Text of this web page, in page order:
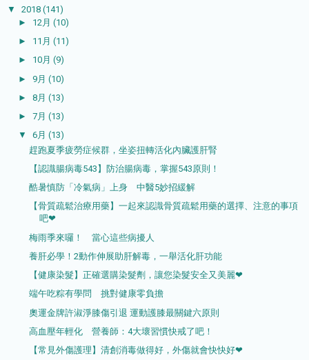
▼ 2018 (141)
► 12月 (10)
► 11月 (11)
► 10月 (9)
► 9月 (10)
► 8月 (13)
► 7月 (13)
▼ 6月 (13)
趕跑夏季疲勞症候群，坐姿扭轉活化內臟護肝腎
【認識腸病毒543】防治腸病毒，掌握543原則！
酷暑慎防「冷氣病」上身 中醫5妙招緩解
【骨質疏鬆治療用藥】一起來認識骨質疏鬆用藥的選擇、注意的事項
吧❤
梅雨季來囉！ 當心這些病擾人
養肝必學！2動作伸展助肝解毒，一舉活化肝功能
【健康染髮】正確選購染髮劑，讓您染髮安全又美麗❤
端午吃粽有學問 挑對健康零負擔
奧運金牌許淑淨膝傷引退 運動護膝最關鍵六原則
高血壓年輕化 營養師：4大壞習慣快戒了吧！
【常見外傷護理】清創消毒做得好，外傷就會快快好❤